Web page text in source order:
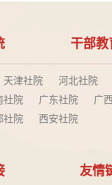
干部教
天津社院
河北社院
社院 广东社院
广
社院 西安社院
友情